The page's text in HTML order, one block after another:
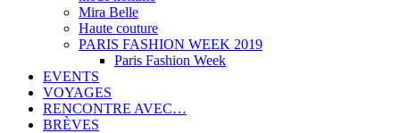
Mira Belle
Haute couture
PARIS FASHION WEEK 2019
Paris Fashion Week
EVENTS
VOYAGES
RENCONTRE AVEC…
BRÈVES